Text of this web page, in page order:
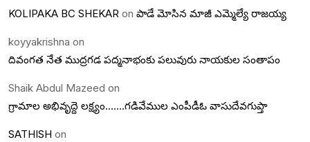
KOLIPAKA BC SHEKAR on పాడే మోసిన మాజీ ఎమ్మెల్యే రాజయ్య
koyyakrishna on
దివంగత నేత ముద్రగడ పద్మనాభంకు పలువురు నాయకుల సంతాపం
Shaik Abdul Mazeed on
గ్రామాల అభివృద్దె లక్ష్యం…….గడివేముల ఎంపీడీఓ వాసుదేవగుప్తా
SATHISH on